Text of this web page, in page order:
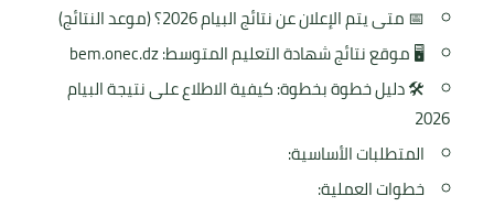
📅 متى يتم الإعلان عن نتائج البيام 2026؟ (موعد النتائج)
🖥️ موقع نتائج شهادة التعليم المتوسط: bem.onec.dz
🛠️ دليل خطوة بخطوة: كيفية الاطلاع على نتيجة البيام
2026
المتطلبات الأساسية:
خطوات العملية: